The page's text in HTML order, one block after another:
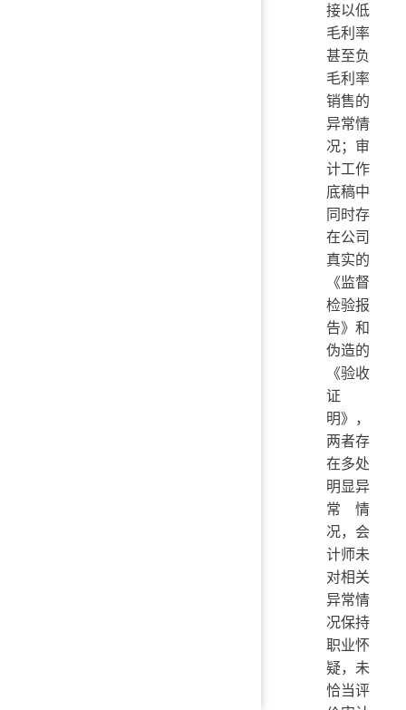
接以低
毛利率
甚至负
毛利率
销售的
异常情
况；审
计工作
底稿中
同时存
在公司
真实的
《监督
检验报
告》和
伪造的
《验收
证
明》，
两者存
在多处
明显异
常情
况，会
计师未
对相关
异常情
况保持
职业怀
疑，未
恰当评